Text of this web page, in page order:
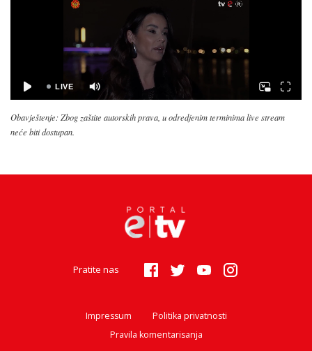
Obavještenje: Zbog zaštite autorskih prava, u odredjenim terminima live stream
neće biti dostupan.
Pratite nas
Impressum
Politika privatnosti
Pravila komentarisanja